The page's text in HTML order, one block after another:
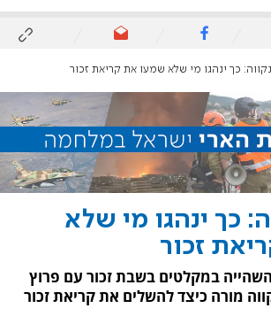
כך ינהגו מי שלא שמעו את קריאת זכור
כך ינהגו מי שלא
זכור
במקלטים בשבת זכור עם פרוץ
מורה כיצד להשלים את קריאת זכור